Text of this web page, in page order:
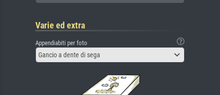
Varie ed extra
Appendiabiti per foto
Gancio a dente di sega